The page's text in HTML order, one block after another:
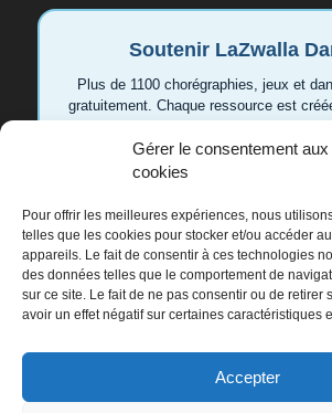
Gérer le consentement aux
cookies
Pour offrir les meilleures expériences, nous
telles que les cookies pour stocker et/ou accéder
appareils. Le fait de consentir à ces technologies
des données telles que le comportement de
sur ce site. Le fait de ne pas consentir ou de retirer
avoir un effet négatif sur certaines caractéristiques
Accepter
Soutenir LaZwalla
Plus de 1100 chorégraphies, jeux et
gratuitement. Chaque ressource est
soutien permet de continuer à
Soutenir LaZwalla
Merci de tout cœur 💛